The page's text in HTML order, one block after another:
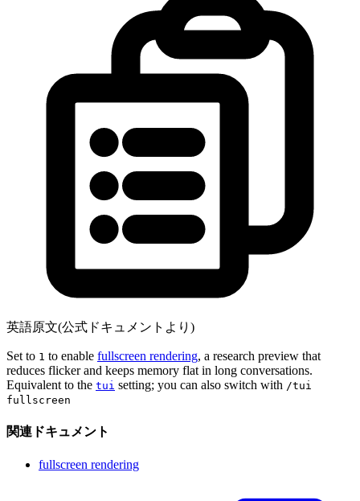
英語原文(公式ドキュメントより)
Set to 1 to enable fullscreen rendering, a research preview that
reduces flicker and keeps memory flat in long conversations.
Equivalent to the tui setting; you can also switch with /tui
fullscreen
関連ドキュメント
fullscreen rendering